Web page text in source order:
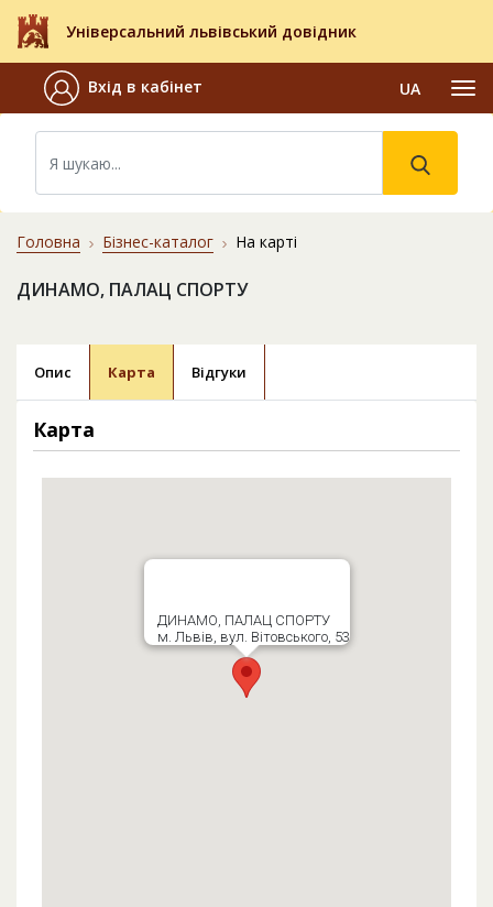
Універсальний львівський довідник
Вхід в кабінет UA
Головна Бізнес-каталог На карті
ДИНАМО, ПАЛАЦ СПОРТУ
Опис Карта Відгуки
Карта
ДИНАМО, ПАЛАЦ СПОРТУ
м. Львів, вул. Вітовського, 53